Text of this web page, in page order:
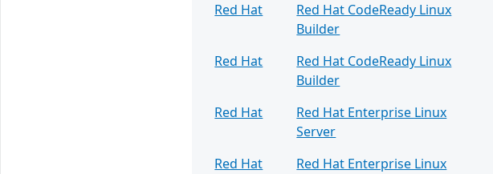
Red Hat
Red Hat CodeReady Linux
Builder
Red Hat
Red Hat CodeReady Linux
Builder
Red Hat
Red Hat Enterprise Linux
Server
Red Hat
Red Hat Enterprise Linux